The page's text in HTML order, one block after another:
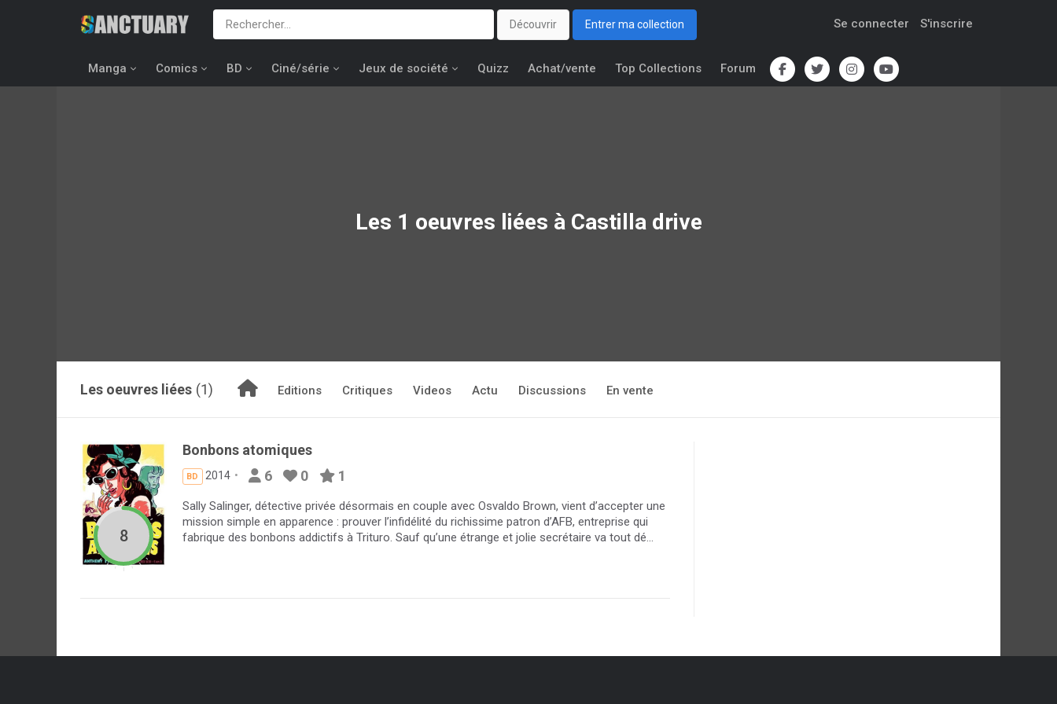
Découvrir Entrer ma collection Se connecter S'inscrire
Manga Comics BD Ciné/série Jeux de société Quizz Achat/vente Top Collections Forum
Les 1 oeuvres liées à Castilla drive
Les oeuvres liées (1) Editions Critiques Videos Actu Discussions En vente
8
Bonbons atomiques
BD 2014 6 0 1
Sally Salinger, détective privée désormais en couple avec Osvaldo Brown, vient d’accepter une
mission simple en apparence : prouver l’infidélité du richissime patron d’AFB, entreprise qui
fabrique des bonbons addictifs à Trituro. Sauf qu’une étrange et jolie secrétaire va tout dé...